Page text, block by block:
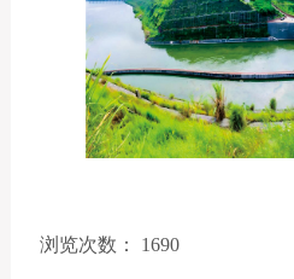
浏览次数： 1690